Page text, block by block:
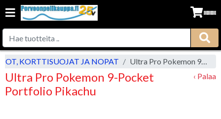
KORTTISUOJAT JA NOPAT Ultra Pro Pokemon 9-Pocket Portfolio Pikachu
Ultra Pro Pokemon 9-Pocket
Portfolio Pikachu
‹ Palaa